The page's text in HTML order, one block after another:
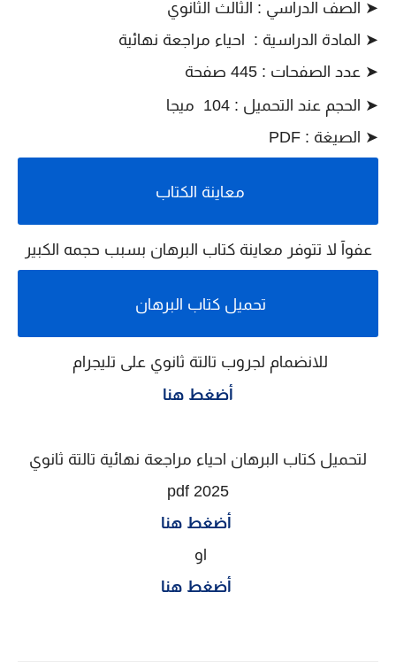
➤ الصف الدراسي : الثالث الثانوي
➤ المادة الدراسية : احياء مراجعة نهائية
➤ عدد الصفحات : 445 صفحة
➤ الحجم عند التحميل : 104 ميجا
➤ الصيغة : PDF
معاينة الكتاب
عفوآ لا تتوفر معاينة كتاب البرهان بسبب حجمه الكبير
تحميل كتاب البرهان
للانضمام لجروب تالتة ثانوي على تليجرام
أضغط هنا
لتحميل كتاب البرهان احياء مراجعة نهائية تالتة ثانوي
2025 pdf
أضغط هنا
او
أضغط هنا